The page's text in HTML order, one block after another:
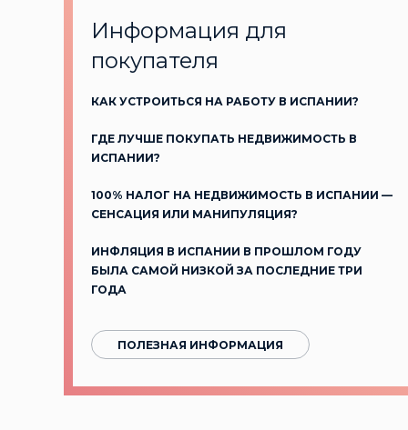
Информация для
покупателя
КАК УСТРОИТЬСЯ НА РАБОТУ В ИСПАНИИ?
ГДЕ ЛУЧШЕ ПОКУПАТЬ НЕДВИЖИМОСТЬ В
ИСПАНИИ?
100% НАЛОГ НА НЕДВИЖИМОСТЬ В ИСПАНИИ —
СЕНСАЦИЯ ИЛИ МАНИПУЛЯЦИЯ?
ИНФЛЯЦИЯ В ИСПАНИИ В ПРОШЛОМ ГОДУ
БЫЛА САМОЙ НИЗКОЙ ЗА ПОСЛЕДНИЕ ТРИ
ГОДА
ПОЛЕЗНАЯ ИНФОРМАЦИЯ